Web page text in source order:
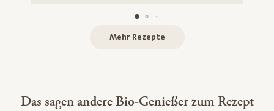
Mehr Rezepte
Das sagen andere Bio-Genießer zum Rezept